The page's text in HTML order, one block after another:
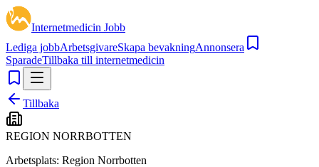
Internetmedicin Jobb
Lediga jobbArbetsgivareSkapa bevakningAnnonsera
SparadeTillbaka till internetmedicin
Tillbaka
REGION NORRBOTTEN
Arbetsplats: Region Norrbotten